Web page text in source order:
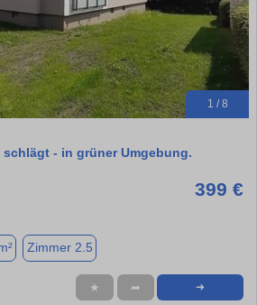
1 / 8
schlägt - in grüner Umgebung.
399 €
Zimmer 2.5
★ ➦ ➜